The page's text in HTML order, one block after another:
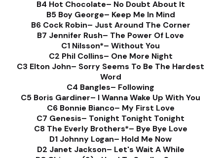
B4 Hot Chocolate– No Doubt About It
B5 Boy George– Keep Me In Mind
B6 Cock Robin– Just Around The Corner
B7 Jennifer Rush– The Power Of Love
C1 Nilsson*– Without You
C2 Phil Collins– One More Night
C3 Elton John– Sorry Seems To Be The Hardest
Word
C4 Bangles– Following
C5 Boris Gardiner– I Wanna Wake Up With You
C6 Bonnie Bianco– My First Love
C7 Genesis– Tonight Tonight Tonight
C8 The Everly Brothers*– Bye Bye Love
D1 Johnny Logan– Hold Me Now
D2 Janet Jackson– Let's Wait A While